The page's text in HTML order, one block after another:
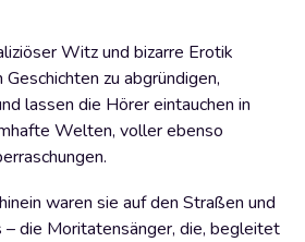
Witz und bizarre Erotik
zu abgründigen,
lassen die Hörer eintauchen in
Welten, voller ebenso
waren sie auf den Straßen und
– die Moritatensänger, die, begleitet